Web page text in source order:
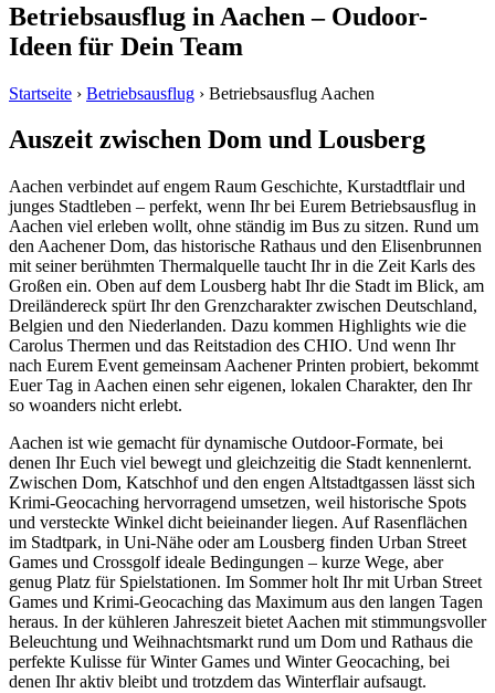
Betriebsausflug in Aachen – Oudoor-
Ideen für Dein Team
Startseite › Betriebsausflug › Betriebsausflug Aachen
Auszeit zwischen Dom und Lousberg
Aachen verbindet auf engem Raum Geschichte, Kurstadtflair und
junges Stadtleben – perfekt, wenn Ihr bei Eurem Betriebsausflug in
Aachen viel erleben wollt, ohne ständig im Bus zu sitzen. Rund um
den Aachener Dom, das historische Rathaus und den Elisenbrunnen
mit seiner berühmten Thermalquelle taucht Ihr in die Zeit Karls des
Großen ein. Oben auf dem Lousberg habt Ihr die Stadt im Blick, am
Dreiländereck spürt Ihr den Grenzcharakter zwischen Deutschland,
Belgien und den Niederlanden. Dazu kommen Highlights wie die
Carolus Thermen und das Reitstadion des CHIO. Und wenn Ihr
nach Eurem Event gemeinsam Aachener Printen probiert, bekommt
Euer Tag in Aachen einen sehr eigenen, lokalen Charakter, den Ihr
so woanders nicht erlebt.
Aachen ist wie gemacht für dynamische Outdoor-Formate, bei
denen Ihr Euch viel bewegt und gleichzeitig die Stadt kennenlernt.
Zwischen Dom, Katschhof und den engen Altstadtgassen lässt sich
Krimi-Geocaching hervorragend umsetzen, weil historische Spots
und versteckte Winkel dicht beieinander liegen. Auf Rasenflächen
im Stadtpark, in Uni-Nähe oder am Lousberg finden Urban Street
Games und Crossgolf ideale Bedingungen – kurze Wege, aber
genug Platz für Spielstationen. Im Sommer holt Ihr mit Urban Street
Games und Krimi-Geocaching das Maximum aus den langen Tagen
heraus. In der kühleren Jahreszeit bietet Aachen mit stimmungsvoller
Beleuchtung und Weihnachtsmarkt rund um Dom und Rathaus die
perfekte Kulisse für Winter Games und Winter Geocaching, bei
denen Ihr aktiv bleibt und trotzdem das Winterflair aufsaugt.